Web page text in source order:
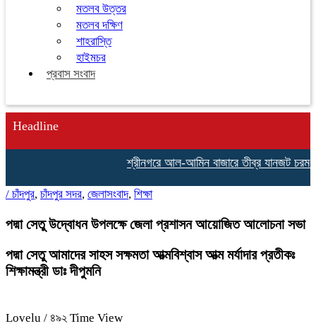
মতলব উত্তর
মতলব দক্ষিণ
শাহরাস্তি
হাইমচর
প্রবাস সংবাদ
Headline
শ্রীনগরে আল-আমিন বাজারে তীব্র যানজট চরম
/ চাঁদপুর, চাঁদপুর সদর, জেলাসংবাদ, শিক্ষা
পদ্মা সেতু উদ্বোধন উপলক্ষে জেলা প্রশাসন আয়োজিত আলোচনা সভা
পদ্মা সেতু আমাদের সাহস সক্ষমতা আত্মবিশ্বাস আত্ম মর্যাদার প্রতীকঃ
শিক্ষামন্ত্রী ডাঃ দীপুমনি
Lovelu / ৪৯২ Time View